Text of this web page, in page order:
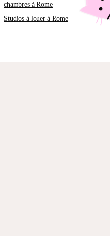
chambres à Rome
Studios à louer à Rome